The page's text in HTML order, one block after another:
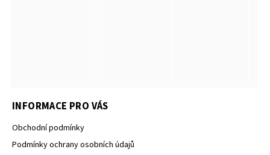
INFORMACE PRO VÁS
Obchodní podmínky
Podmínky ochrany osobních údajů